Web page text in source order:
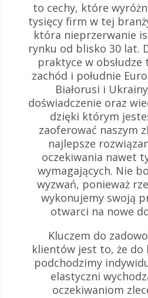
to cechy, które
tysięcy firm w tej
która nieprzerwanie
rynku od blisko 30 lat.
praktyce w
zachód i południe
Białorusi i
doświadczenie oraz
dzięki którym
zaoferować naszym
najlepsze
oczekiwania nawet
wymagających. Nie
wyzwań, ponieważ
wykonujemy swoją
otwarci na nowe
Kluczem do
klientów jest to, że do
podchodzimy
elastyczni
oczekiwaniom